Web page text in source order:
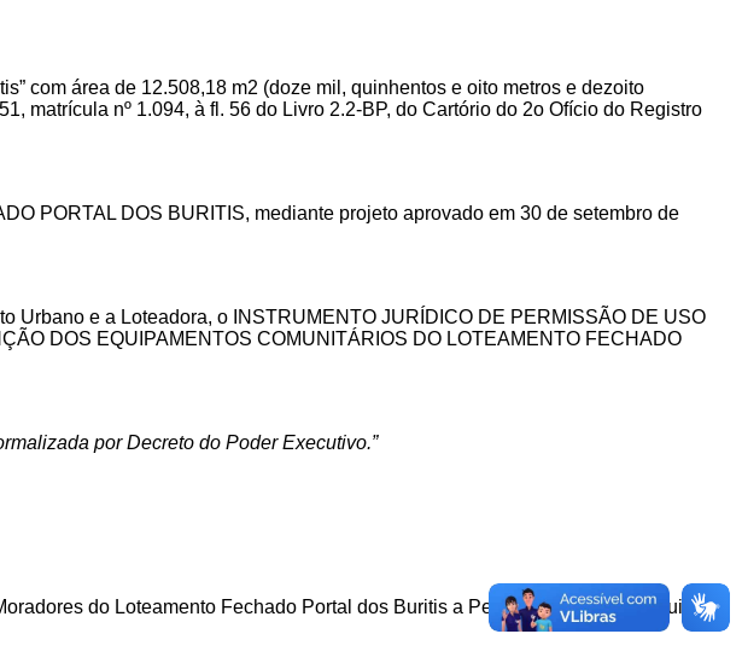
com área de 12.508,18 m2 (doze mil, quinhentos e oito metros e dezoito
matrícula nº 1.094, à fl. 56 do Livro 2.2-BP, do Cartório do 2o Ofício do Registro
PORTAL DOS BURITIS, mediante projeto aprovado em 30 de setembro de
Urbano e a Loteadora, o INSTRUMENTO JURÍDICO DE PERMISSÃO DE USO
DOS EQUIPAMENTOS COMUNITÁRIOS DO LOTEAMENTO FECHADO
por Decreto do Poder Executivo.”
do Loteamento Fechado Portal dos Buritis a Permissão de Uso Gratuita